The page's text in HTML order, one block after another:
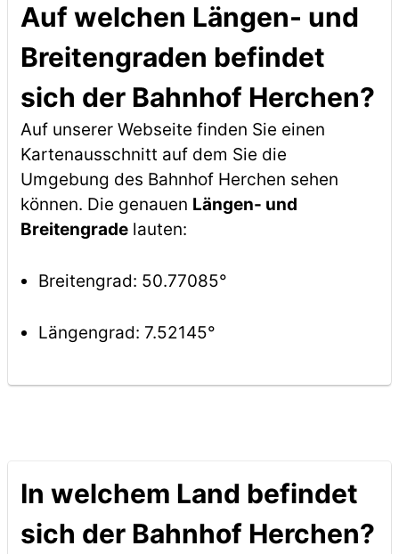
Auf welchen Längen- und
Breitengraden befindet
sich der Bahnhof Herchen?
Auf unserer Webseite finden Sie einen
Kartenausschnitt auf dem Sie die
Umgebung des Bahnhof Herchen sehen
können. Die genauen Längen- und
Breitengradelauten:
Breitengrad: 50.77085°
Längengrad: 7.52145°
In welchem Land befindet
sich der Bahnhof Herchen?